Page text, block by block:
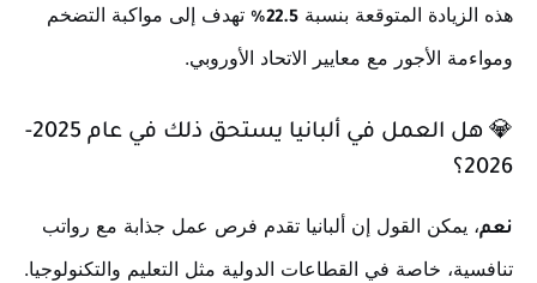
هذه الزيادة المتوقعة بنسبة 22.5%
تهدف إلى مواكبة التضخم
ومواءمة الأجور مع معايير الاتحاد الأوروبي.
💎
هل العمل في ألبانيا يستحق ذلك في عام 2025-
2026؟
نعم، يمكن القول إن ألبانيا تقدم فرص عمل جذابة مع رواتب
تنافسية، خاصة في القطاعات الدولية مثل التعليم والتكنولوجيا.